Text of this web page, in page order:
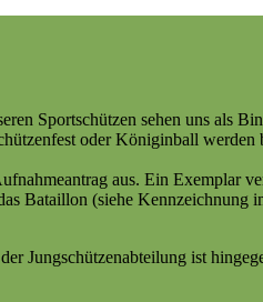
Sportschützen sehen uns als
oder Königinball werden
aus. Ein Exemplar
Bataillon (siehe Kennzeichnung
Jungschützenabteilung ist